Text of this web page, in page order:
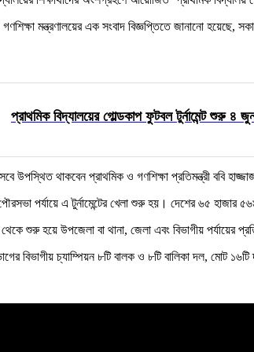
মন্ত্রণালয়ের এক সংবাদ বিজ্ঞপ্তিতে জানানো হয়েছে,
প্রাথমিক বিদ্যালয়ের গোল্ডকাপ ফুটবল টুর্নামেন্ট শুরু ৪
উপস্থিত থাকবেন প্রাথমিক ও গণশিক্ষা প্রতিমন্ত্রী ববি
পর্যায়ে এ টুর্নামেন্টের খেলা শুরু হয়। দেশের ৬৫ হাজার
শুরু হয়ে উপজেলা বা থানা, জেলা এবং বিভাগীয় পর্যায়ের
বিভাগীয় চ্যাম্পিয়ন ৮টি বালক ও ৮টি বালিকা দল, মোট